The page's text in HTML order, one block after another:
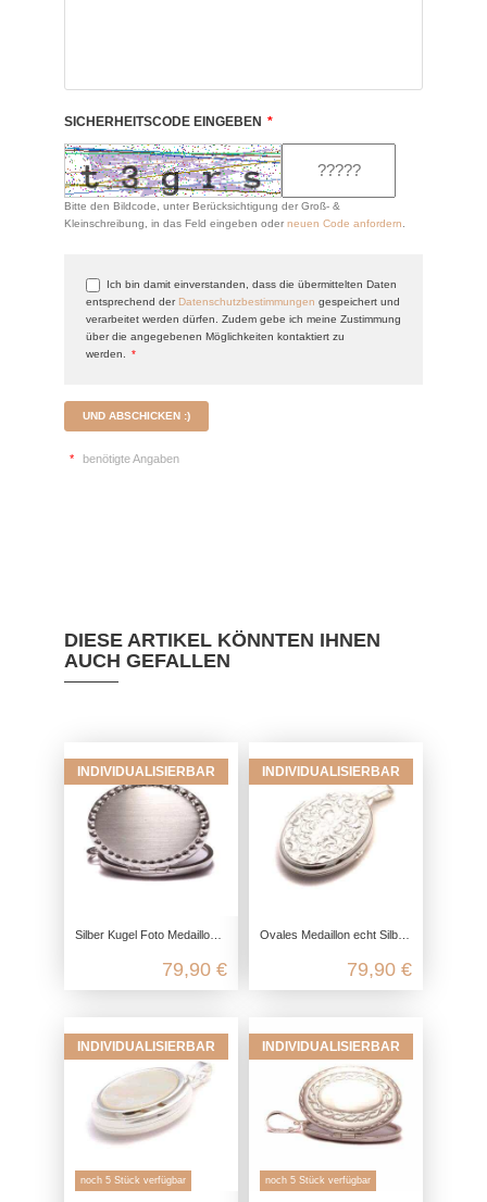
SICHERHEITSCODE EINGEBEN *
Bitte den Bildcode, unter Berücksichtigung der Groß- &
Kleinschreibung, in das Feld eingeben oder neuen Code anfordern
Ich bin damit einverstanden, dass die übermittelten Daten
entsprechend der Datenschutzbestimmungen gespeichert und
verarbeitet werden dürfen. Zudem gebe ich meine Zustimmung
über die angegebenen Möglichkeiten kontaktiert zu
werden.
*
UND ABSCHICKEN :)
* benötigte Angaben
DIESE ARTIKEL KÖNNTEN IHNEN
AUCH GEFALLEN
INDIVIDUALISIERBAR
Silber Kugel Foto Medaillon aus 925 Sterling Silber
79,90 €
INDIVIDUALISIERBAR
Ovales Medaillon echt Silber mit Mond Krater Ornament, 925 Foto Medaillon für 2 Bilder, Talisman Anhänger, Freundschaft Schmuck
79,90 €
INDIVIDUALISIERBAR
noch 5 Stück verfügbar
INDIVIDUALISIERBAR
noch 5 Stück verfügbar